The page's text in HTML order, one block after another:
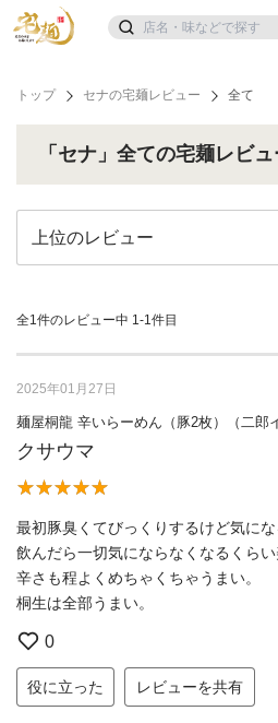
トップ セナの宅麺レビュー 全て
「セナ」全ての宅麺レビ
全1件のレビュー中 1-1件目
2025年01月27日
麺屋桐龍 辛いらーめん（豚2枚）（二郎
クサウマ
最初豚臭くてびっくりするけど気に
飲んだら一切気にならなくなるくらい
辛さも程よくめちゃくちゃうまい。
桐生は全部うまい。
0
役に立った レビューを共有